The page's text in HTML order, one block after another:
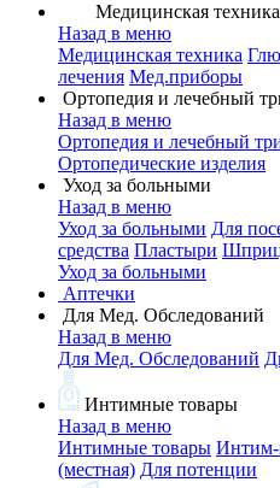
Медицинская техника
Назад в меню
Медицинская техника
лечения Мед.приборы
Ортопедия и лечебный
Назад в меню
Ортопедия и лечебный
Ортопедические изделия
Уход за больными
Назад в меню
Уход за больными Для
средства Пластыри
Уход за больными
Аптечки
Для Мед. Обследований
Назад в меню
Для Мед. Обследований
Интимные товары
Назад в меню
Интимные товары Интим-
(местная) Для потенции